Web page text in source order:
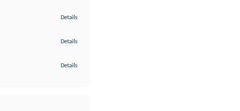
Details
Details
Details